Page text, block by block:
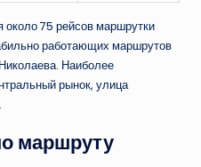
75 рейсов маршрутки
работающих маршрутов
Наиболее
рынок, улица
маршруту